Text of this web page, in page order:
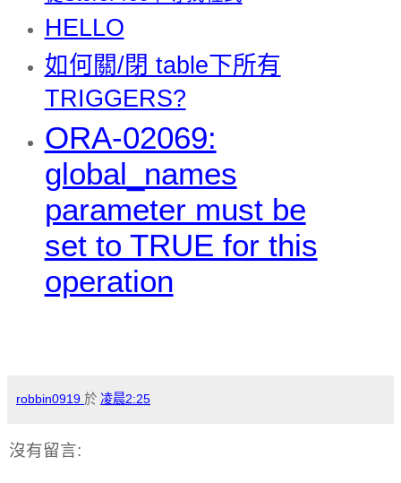
HELLO
如何關/閉 table下所有
TRIGGERS?
ORA-02069:
global_names
parameter must be
set to TRUE for this
operation
robbin0919 於 凌晨2:25
沒有留言: